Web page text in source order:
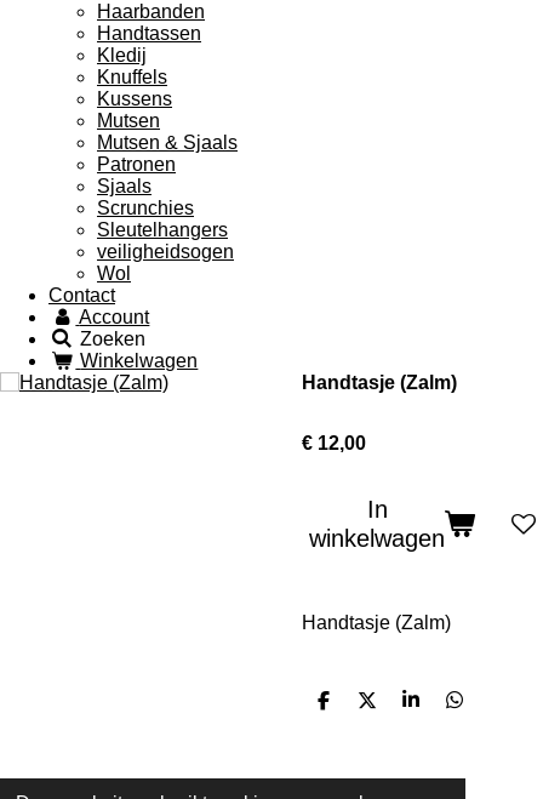
Haarbanden
Handtassen
Kledij
Knuffels
Kussens
Mutsen
Mutsen & Sjaals
Patronen
Sjaals
Scrunchies
Sleutelhangers
veiligheidsogen
Wol
Contact
Account
Zoeken
Winkelwagen
Handtasje (Zalm)
€ 12,00
In
winkelwagen
Handtasje (Zalm)
D
n
D
S
e
D
n